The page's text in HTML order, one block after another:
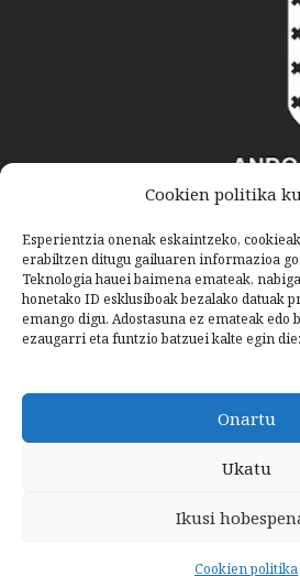
Cookien politika
Esperientzia onenak eskaintzeko,
erabiltzen ditugu gailuaren informazioa
Teknologia hauei baimena emateak,
honetako ID esklusiboak bezalako datuak
emango digu. Adostasuna ez emateak edo
ezaugarri eta funtzio batzuei kalte egin
Onartu
Ukatu
Ikusi
Cookien politika